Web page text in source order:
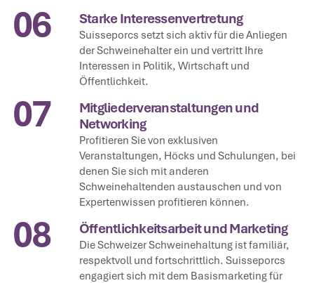
06 Starke Interessenvertretung
Suisseporcs setzt sich aktiv für die Anliegen
der Schweinehalter ein und vertritt Ihre
Interessen in Politik, Wirtschaft und
Öffentlichkeit.
07
Mitgliederveranstaltungen und
Networking
Profitieren Sie von exklusiven
Veranstaltungen, Höcks und Schulungen, bei
denen Sie sich mit anderen
Schweinehaltenden austauschen und von
Expertenwissen profitieren können.
08 Öffentlichkeitsarbeit und Marketing
Die Schweizer Schweinehaltung ist familiär,
respektvoll und fortschrittlich. Suisseporcs
engagiert sich mit dem Basismarketing für